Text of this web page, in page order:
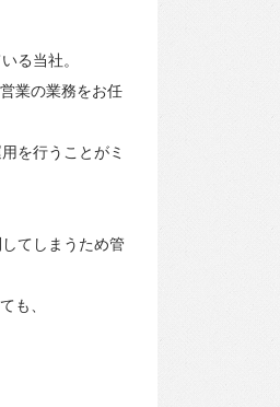
る当社。
業の業務をお任
を行うことがミ
てしまうため管
も、